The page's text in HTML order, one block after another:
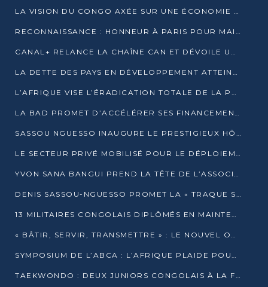
LA VISION DU CONGO AXÉE SUR UNE ÉCONOMIE BAS CARBONE AU RENDEZ-VOUS DE MONACO 2025
RECONNAISSANCE : HONNEUR À PARIS POUR MAIXENT RAOUL OMINGA
CANAL+ RELANCE LA CHAÎNE CAN ET DÉVOILE UNE OFFRE EXCEPTIONNELLE POUR DÉCEMBRE
LA DETTE DES PAYS EN DÉVELOPPEMENT ATTEINT UN SOMMET HISTORIQUE ENTRE 2022 ET 2024
L’AFRIQUE VISE L’ÉRADICATION TOTALE DE LA POLIOMYÉLITE D’ICI 2026
LA BAD PROMET D’ACCÉLÉRER SES FINANCEMENTS AVEC LE MINISTÈRE DE L’ASSAINISSEMENT
SASSOU NGUESSO INAUGURE LE PRESTIGIEUX HÔTEL KEMPINSKI BRAZZAVILLE
LE SECTEUR PRIVÉ MOBILISÉ POUR LE DÉPLOIEMENT DE 19 MINI-CENTRALES SOLAIRES
YVON SANA BANGUI PREND LA TÊTE DE L’ASSOCIATION DES BANQUES CENTRALES AFRICAINES
DENIS SASSOU-NGUESSO PROMET LA « TRAQUE SANS RELÂCHE » DU GRAND BANDITISME
13 MILITAIRES CONGOLAIS DIPLÔMÉS EN MAINTENANCE INDUSTRIELLE APRÈS TROIS ANS DE FORMATION À L’UNIVERSITÉ MARIEN-NGOUABI
« BÂTIR, SERVIR, TRANSMETTRE » : LE NOUVEL OUVRAGE QUI INTERPELLE LES COLLECTIVITÉS
SYMPOSIUM DE L’ABCA : L’AFRIQUE PLAIDE POUR UN FINANCEMENT CLIMATIQUE ÉQUITABLE
TAEKWONDO : DEUX JUNIORS CONGOLAIS À LA FINALE D’OPEN SYRIES 2025 À ABIDJAN